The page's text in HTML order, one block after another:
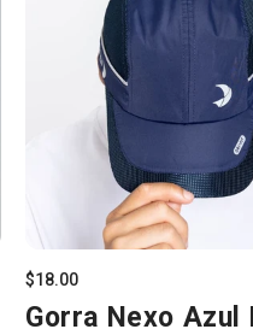
$18.00
Gorra Nexo Azul